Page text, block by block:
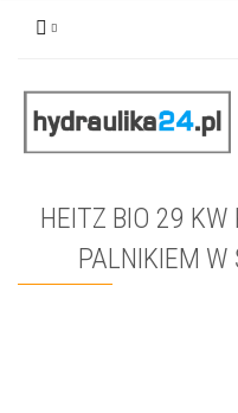
HEITZ BIO 29 KW
PALNIKIEM W